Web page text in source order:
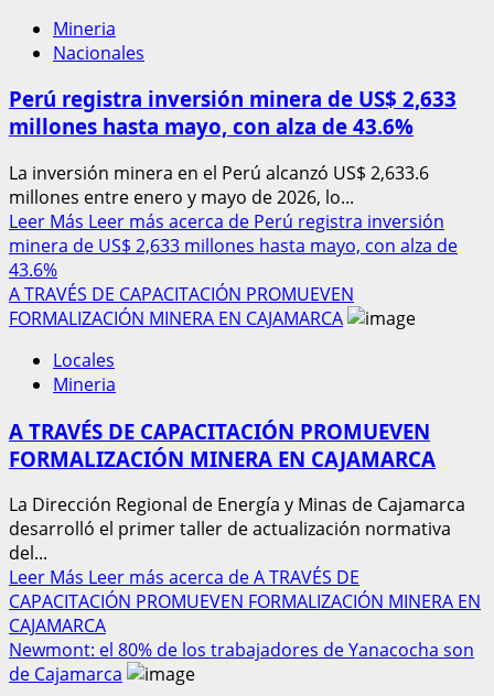
Mineria
Nacionales
Perú registra inversión minera de US$ 2,633
millones hasta mayo, con alza de 43.6%
La inversión minera en el Perú alcanzó US$ 2,633.6
millones entre enero y mayo de 2026, lo...
Leer Más Leer más acerca de Perú registra inversión
minera de US$ 2,633 millones hasta mayo, con alza de
43.6%
A TRAVÉS DE CAPACITACIÓN PROMUEVEN
FORMALIZACIÓN MINERA EN CAJAMARCA
Locales
Mineria
A TRAVÉS DE CAPACITACIÓN PROMUEVEN
FORMALIZACIÓN MINERA EN CAJAMARCA
La Dirección Regional de Energía y Minas de Cajamarca
desarrolló el primer taller de actualización normativa
del...
Leer Más Leer más acerca de A TRAVÉS DE
CAPACITACIÓN PROMUEVEN FORMALIZACIÓN MINERA EN
CAJAMARCA
Newmont: el 80% de los trabajadores de Yanacocha son
de Cajamarca